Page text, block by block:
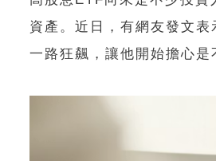
資產。近日，有網友發文
一路狂飆，讓他開始擔心是